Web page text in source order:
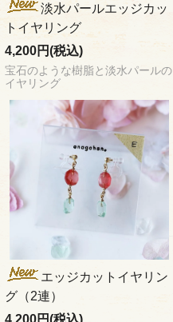
淡水パールエッジカッ
トイヤリング
4,200円(税込)
宝石のような樹脂と淡水パールの
イヤリング
エッジカットイヤリン
グ（2連）
4,200円(税込)